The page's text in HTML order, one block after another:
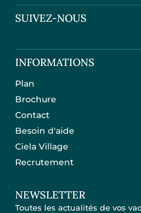
SUIVEZ-NOUS
INFORMATIONS
Plan
Brochure
Contact
Besoin d'aide
Ciela Village
Recrutement
NEWSLETTER
Toutes les actualités de vos